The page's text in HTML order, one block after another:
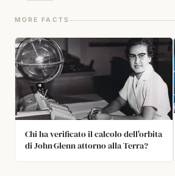
MORE FACTS
Chi ha verificato il calcolo dell'orbita
di John Glenn attorno alla Terra?